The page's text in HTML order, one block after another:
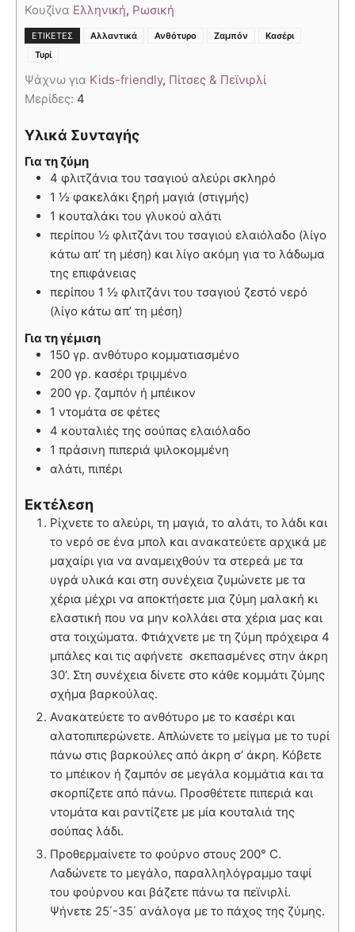
Κουζίνα Ελληνική, Ρωσική
ΕΤΙΚΈΤΕΣ Αλλαντικά Ανθότυρο Ζαμπόν Κασέρι
Τυρί
Ψάχνω για Kids-friendly, Πίτσες & Πεϊνιρλί
Μερίδες: 4
Υλικά Συνταγής
Για τη ζύμη
4 φλιτζάνια του τσαγιού αλεύρι σκληρό
1 ½ φακελάκι ξηρή μαγιά (στιγμής)
1 κουταλάκι του γλυκού αλάτι
περίπου ½ φλιτζάνι του τσαγιού ελαιόλαδο (λίγο
κάτω απ’ τη μέση) και λίγο ακόμη για το λάδωμα
της επιφάνειας
περίπου 1 ½ φλιτζάνι του τσαγιού ζεστό νερό
(λίγο κάτω απ’ τη μέση)
Για τη γέμιση
150 γρ. ανθότυρο κομματιασμένο
200 γρ. κασέρι τριμμένο
200 γρ. ζαμπόν ή μπέικον
1 ντομάτα σε φέτες
4 κουταλιές της σούπας ελαιόλαδο
1 πράσινη πιπεριά ψιλοκομμένη
αλάτι, πιπέρι
Εκτέλεση
Ρίχνετε το αλεύρι, τη μαγιά, το αλάτι, το λάδι και
το νερό σε ένα μπολ και ανακατεύετε αρχικά με
μαχαίρι για να αναμειχθούν τα στερεά με τα
υγρά υλικά και στη συνέχεια ζυμώνετε με τα
χέρια μέχρι να αποκτήσετε μια ζύμη μαλακή κι
ελαστική που να μην κολλάει στα χέρια μας και
στα τοιχώματα. Φτιάχνετε με τη ζύμη πρόχειρα 4
μπάλες και τις αφήνετε σκεπασμένες στην άκρη
30’. Στη συνέχεια δίνετε στο κάθε κομμάτι ζύμης
σχήμα βαρκούλας.
Ανακατεύετε το ανθότυρο με το κασέρι και
αλατοπιπερώνετε. Απλώνετε το μείγμα με το τυρί
πάνω στις βαρκούλες από άκρη σ’ άκρη. Κόβετε
το μπέικον ή ζαμπόν σε μεγάλα κομμάτια και τα
σκορπίζετε από πάνω. Προσθέτετε πιπεριά και
ντομάτα και ραντίζετε με μία κουταλιά της
σούπας λάδι.
Προθερμαίνετε το φούρνο στους 200° C.
Λαδώνετε το μεγάλο, παραλληλόγραμμο ταψί
του φούρνου και βάζετε πάνω τα πεϊνιρλί.
Ψήνετε 25΄-35΄ ανάλογα με το πάχος της ζύμης.